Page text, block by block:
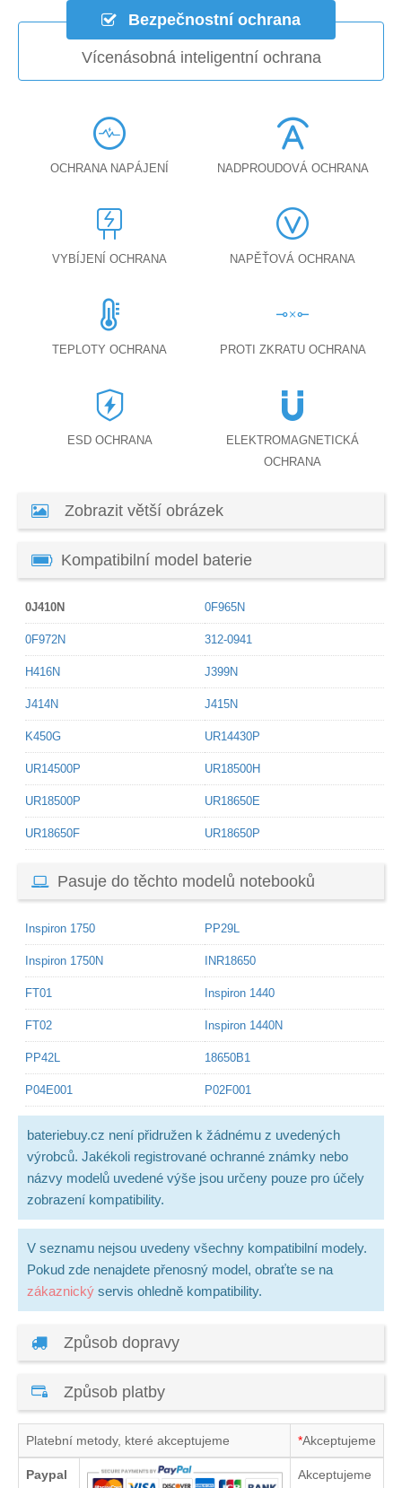
Bezpečnostní ochrana
Vícenásobná inteligentní ochrana
OCHRANA NAPÁJENÍ NADPROUDOVÁ OCHRANA
VYBÍJENÍ OCHRANA NAPĚŤOVÁ OCHRANA
TEPLOTY OCHRANA PROTI ZKRATU OCHRANA
ESD OCHRANA
ELEKTROMAGNETICKÁ
OCHRANA
Zobrazit větší obrázek
Kompatibilní model baterie
0J410N 0F965N
0F972N 312-0941
H416N J399N
J414N J415N
K450G UR14430P
UR14500P UR18500H
UR18500P UR18650E
UR18650F UR18650P
Pasuje do těchto modelů notebooků
Inspiron 1750 PP29L
Inspiron 1750N INR18650
FT01 Inspiron 1440
FT02 Inspiron 1440N
PP42L 18650B1
P04E001 P02F001
bateriebuy.cz není přidružen k žádnému z uvedených
výrobců. Jakékoli registrované ochranné známky nebo
názvy modelů uvedené výše jsou určeny pouze pro účely
zobrazení kompatibility.
V seznamu nejsou uvedeny všechny kompatibilní modely.
Pokud zde nenajdete přenosný model, obraťte se na
zákaznický servis ohledně kompatibility.
Způsob dopravy
Způsob platby
Platební metody, které akceptujeme *Akceptujeme
Paypal Akceptujeme